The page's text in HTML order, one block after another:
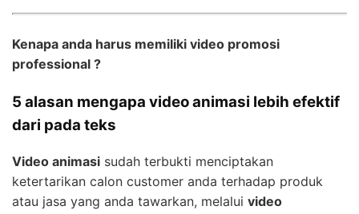
Kenapa anda harus memiliki video promosi
professional ?
5 alasan mengapa video animasi lebih efektif
dari pada teks
Video animasi sudah terbukti menciptakan
ketertarikan calon customer anda terhadap produk
atau jasa yang anda tawarkan, melalui video